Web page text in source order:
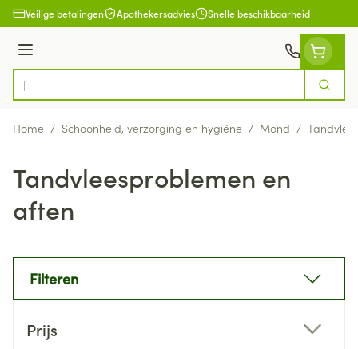
Ga naar de inhoud
Veilige betalingen Apothekersadvies Snelle beschikbaarheid
Menu
Product, merk, categorie...
Zoek
Home / Schoonheid, verzorging en hygiëne / Mond /
Tandvleesproblemen en
aften
Filteren
Prijs